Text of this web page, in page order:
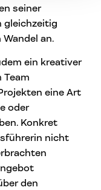
seiner
gleichzeitig
an.
ein kreativer
Team
eine Art
oder
Konkret
nicht
den